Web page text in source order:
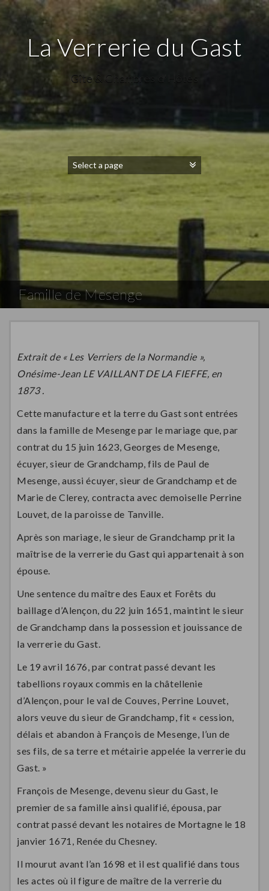
La Verrerie du Gast
Gîte & Chambres d'Hôtes
Famille de Mesenge
Extrait de « Les Verriers de la Normandie »,
Onésime-Jean LE VAILLANT DE LA FIEFFE, en
1873 .
Cette manufacture et la terre du Gast sont entrées
dans la famille de Mesenge par le mariage que, par
contrat du 15 juin 1623, Georges de Mesenge,
écuyer, sieur de Grandchamp, fils de Paul de
Mesenge, aussi écuyer, sieur de Grandchamp et de
Marie de Clerey, contracta avec demoiselle Perrine
Louvet, de la paroisse de Tanville.
Après son mariage, le sieur de Grandchamp prit la
maîtrise de la verrerie du Gast qui appartenait à son
épouse.
Une sentence du maître des Eaux et Forêts du
baillage d’Alençon, du 22 juin 1651, maintint le sieur
de Grandchamp dans la possession et jouissance de
la verrerie du Gast.
Le 19 avril 1676, par contrat passé devant les
tabellions royaux commis en la châtellenie
d’Alençon, pour le val de Couves, Perrine Louvet,
alors veuve du sieur de Grandchamp, fit « cession,
délais et abandon à François de Mesenge, l’un de
ses fils, de sa terre et métairie appelée la verrerie du
Gast. »
François de Mesenge, devenu sieur du Gast, le
premier de sa famille ainsi qualifié, épousa, par
contrat passé devant les notaires de Mortagne le 18
janvier 1671, Renée du Chesney.
Il mourut avant l’an 1698 et il est qualifié dans tous
les actes où il figure de maître de la verrerie du